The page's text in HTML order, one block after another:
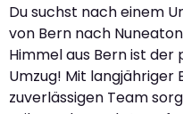
Du suchst nach einem
von Bern nach
Himmel aus Bern ist
Umzug! Mit langjähriger
zuverlässigen Team